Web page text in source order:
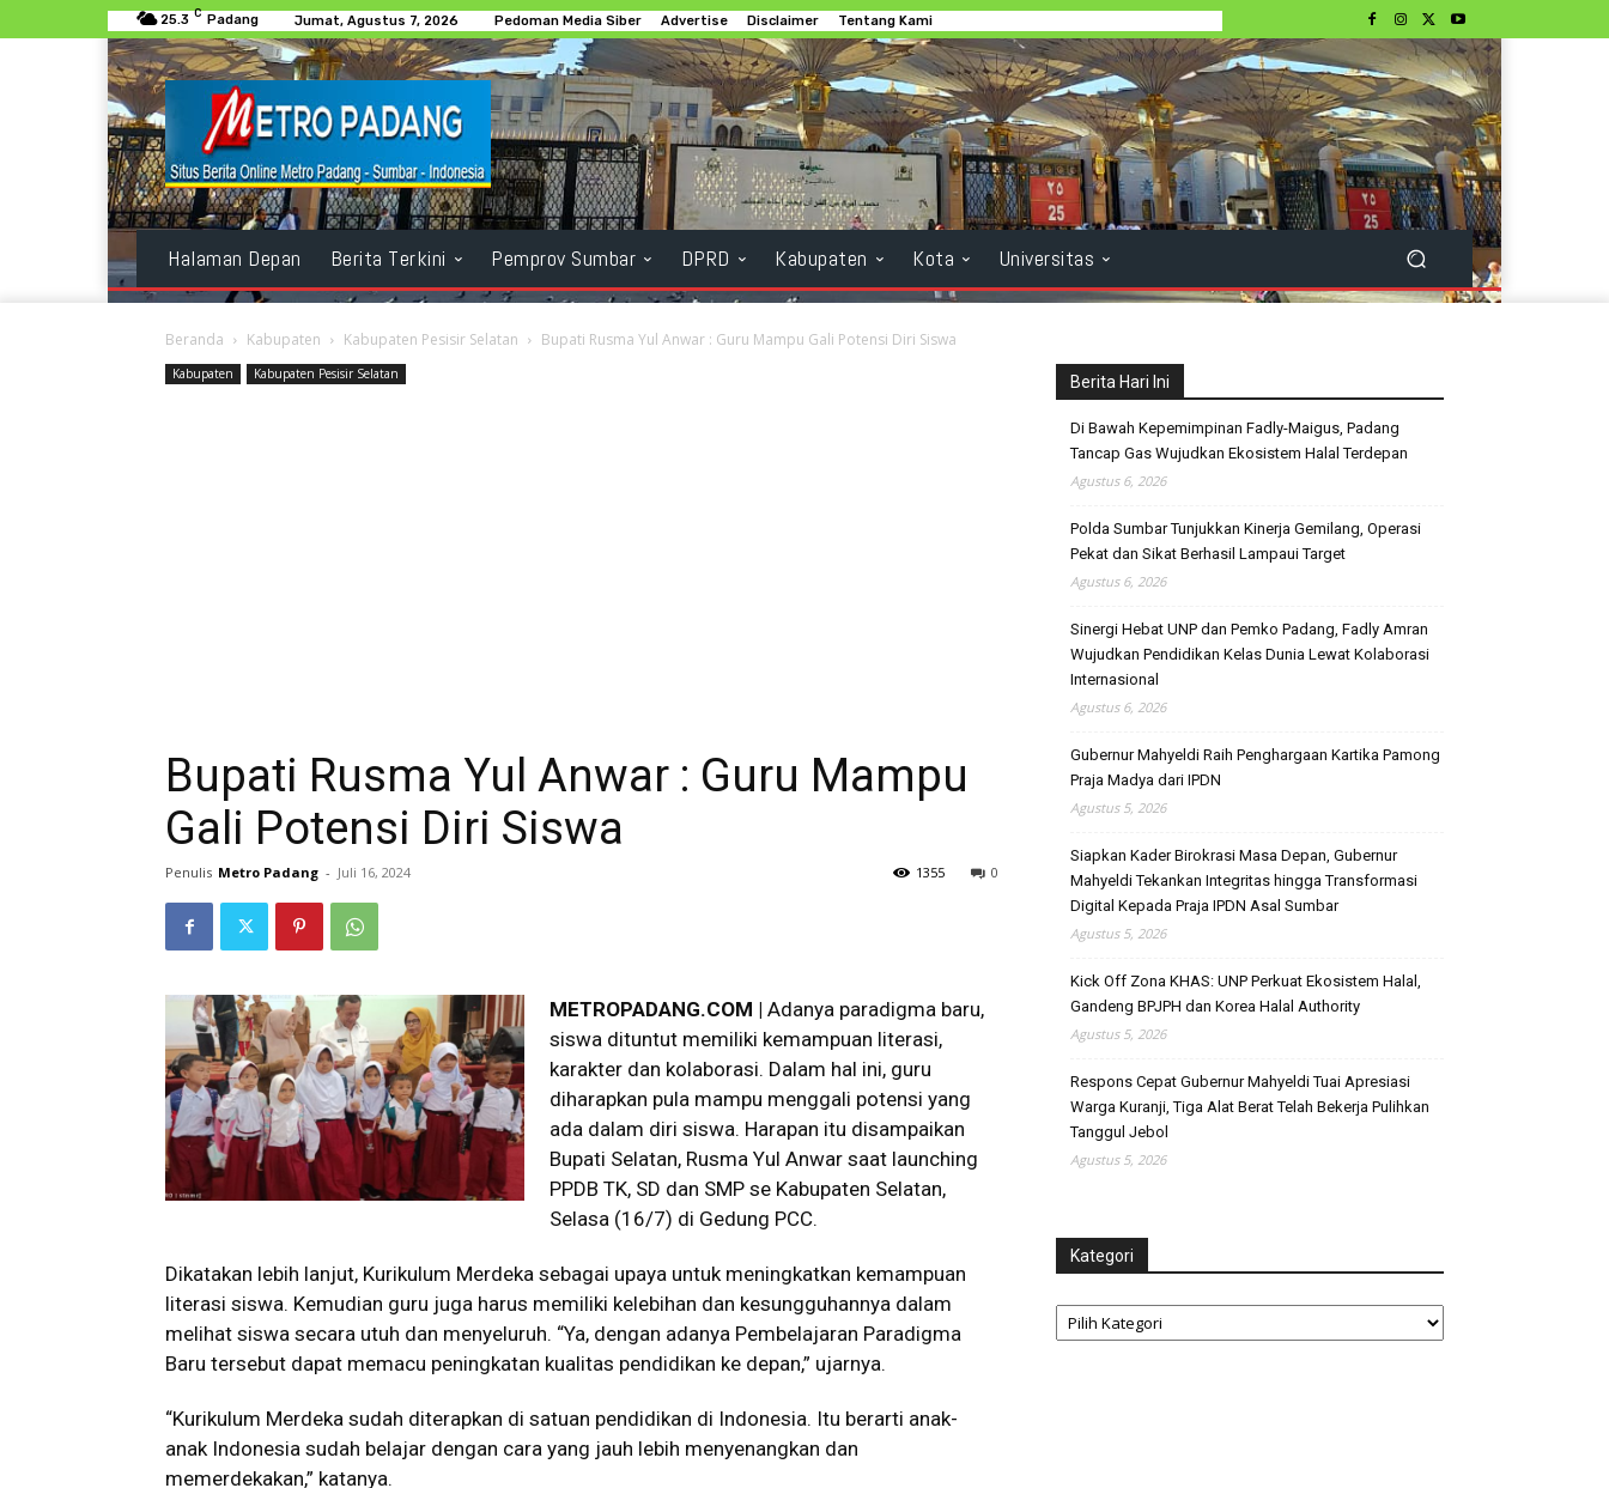
25.3 C Padang Jumat, Agustus 7, 2026 Pedoman Media Siber Advertise Disclaimer Tentang Kami
Halaman Depan Berita Terkini Pemprov Sumbar DPRD Kabupaten Kota Universitas
Beranda Kabupaten Kabupaten Pesisir Selatan Bupati Rusma Yul Anwar : Guru Mampu Gali Potensi Diri Siswa
Kabupaten Kabupaten Pesisir Selatan
Bupati Rusma Yul Anwar : Guru Mampu
Gali Potensi Diri Siswa
Penulis Metro Padang - Juli 16, 2024 0
1355
METROPADANG.COM | Adanya paradigma baru,
siswa dituntut memiliki kemampuan literasi,
karakter dan kolaborasi. Dalam hal ini, guru
diharapkan pula mampu menggali potensi yang
ada dalam diri siswa. Harapan itu disampaikan
Bupati Selatan, Rusma Yul Anwar saat launching
PPDB TK, SD dan SMP se Kabupaten Selatan,
Selasa (16/7) di Gedung PCC.
Dikatakan lebih lanjut, Kurikulum Merdeka sebagai upaya untuk meningkatkan kemampuan
literasi siswa. Kemudian guru juga harus memiliki kelebihan dan kesungguhannya dalam
melihat siswa secara utuh dan menyeluruh. “Ya, dengan adanya Pembelajaran Paradigma
Baru tersebut dapat memacu peningkatan kualitas pendidikan ke depan,” ujarnya.
“Kurikulum Merdeka sudah diterapkan di satuan pendidikan di Indonesia. Itu berarti anak-
anak Indonesia sudah belajar dengan cara yang jauh lebih menyenangkan dan
memerdekakan,” katanya.
Berita Hari Ini
Di Bawah Kepemimpinan Fadly-Maigus, Padang
Tancap Gas Wujudkan Ekosistem Halal Terdepan
Agustus 6, 2026
Polda Sumbar Tunjukkan Kinerja Gemilang, Operasi
Pekat dan Sikat Berhasil Lampaui Target
Agustus 6, 2026
Sinergi Hebat UNP dan Pemko Padang, Fadly Amran
Wujudkan Pendidikan Kelas Dunia Lewat Kolaborasi
Internasional
Agustus 6, 2026
Gubernur Mahyeldi Raih Penghargaan Kartika Pamong
Praja Madya dari IPDN
Agustus 5, 2026
Siapkan Kader Birokrasi Masa Depan, Gubernur
Mahyeldi Tekankan Integritas hingga Transformasi
Digital Kepada Praja IPDN Asal Sumbar
Agustus 5, 2026
Kick Off Zona KHAS: UNP Perkuat Ekosistem Halal,
Gandeng BPJPH dan Korea Halal Authority
Agustus 5, 2026
Respons Cepat Gubernur Mahyeldi Tuai Apresiasi
Warga Kuranji, Tiga Alat Berat Telah Bekerja Pulihkan
Tanggul Jebol
Agustus 5, 2026
Kategori
Kategori